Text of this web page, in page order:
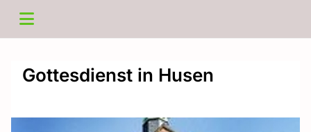
Gottesdienst in Husen